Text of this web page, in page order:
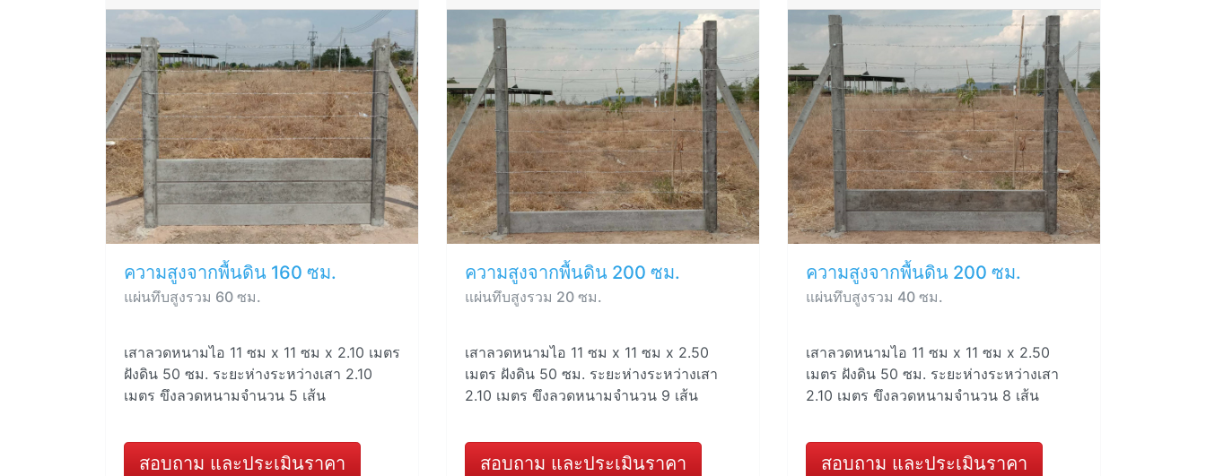
ความสูงจากพื้นดิน 160 ซม.
แผ่นทึบสูงรวม 60 ซม.
เสาลวดหนามไอ 11 ซม x 11 ซม x 2.10 เมตร
ฝังดิน 50 ซม. ระยะห่างระหว่างเสา 2.10
เมตร ขึงลวดหนามจำนวน 5 เส้น
สอบถาม และประเมินราคา
ความสูงจากพื้นดิน 200 ซม.
แผ่นทึบสูงรวม 20 ซม.
เสาลวดหนามไอ 11 ซม x 11 ซม x 2.50
เมตร ฝังดิน 50 ซม. ระยะห่างระหว่างเสา
2.10 เมตร ขึงลวดหนามจำนวน 9 เส้น
สอบถาม และประเมินราคา
ความสูงจากพื้นดิน 200 ซม.
แผ่นทึบสูงรวม 40 ซม.
เสาลวดหนามไอ 11 ซม x 11 ซม x 2.50
เมตร ฝังดิน 50 ซม. ระยะห่างระหว่างเสา
2.10 เมตร ขึงลวดหนามจำนวน 8 เส้น
สอบถาม และประเมินราคา